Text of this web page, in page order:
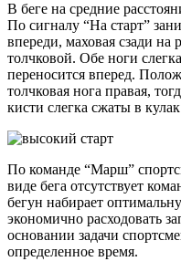
В беге на средние
По сигналу “На старт”
впереди, маховая сзади на
толчковой. Обе ноги
переносится вперед.
толчковая нога правая,
кисти слегка сжаты в
По команде “Марш”
виде бега отсутствует
бегун набирает
экономично расходовать
основании задачи
определенное время.